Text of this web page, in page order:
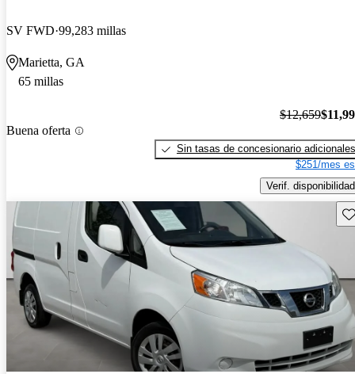
SV FWD 99,283 millas
Marietta, GA
65 millas
Buena oferta
$12,659
Sin tasas de concesionario adicionales
$251/mes
Verif. disponibilidad